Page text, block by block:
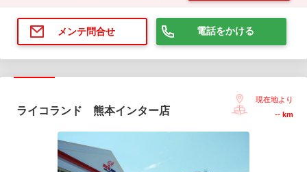
メンテ問合せ 電話をかける
ライコランド 熊本インター店
現在地より
-- km